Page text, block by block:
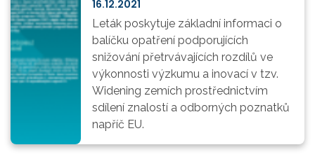
16.12.2021
Leták poskytuje základní informaci o
balíčku opatření podporujících
snižování přetrvávajících rozdílů ve
výkonnosti výzkumu a inovací v tzv.
Widening zemích prostřednictvím
sdílení znalostí a odborných poznatků
napříč EU.